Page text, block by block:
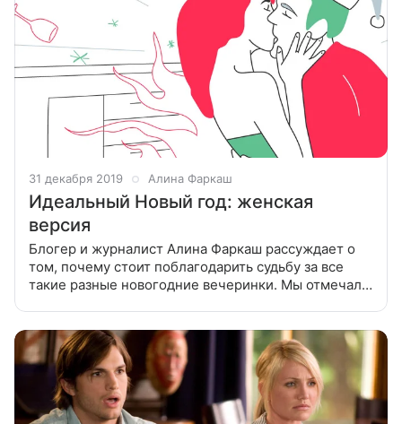
31 декабря 2019 Алина Фаркаш
Идеальный Новый год: женская
версия
Блогер и журналист Алина Фаркаш рассуждает о
том, почему стоит поблагодарить судьбу за все
такие разные новогодние вечеринки. Мы отмечали